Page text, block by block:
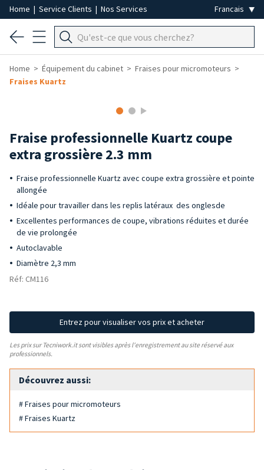
Home | Service Clients | Nos Services
Home Équipement du cabinet
Fraises pour micromoteurs
Fraises Kuartz
Fraise professionnelle Kuartz coupe
extra grossière 2.3 mm
Fraise professionnelle Kuartz avec coupe extra grossière et pointe
allongée
Idéale pour travailler dans les replis latéraux des onglesde
Excellentes performances de coupe, vibrations réduites et durée
de vie prolongée
Autoclavable
Diamètre 2,3 mm
Réf: CM116
Entrez pour visualiser vos prix et acheter
Les prix sur Tecniwork.it sont visibles après l'enregistrement au site réservé aux
professionnels.
Découvrez aussi:
# Fraises pour micromoteurs
# Fraises Kuartz